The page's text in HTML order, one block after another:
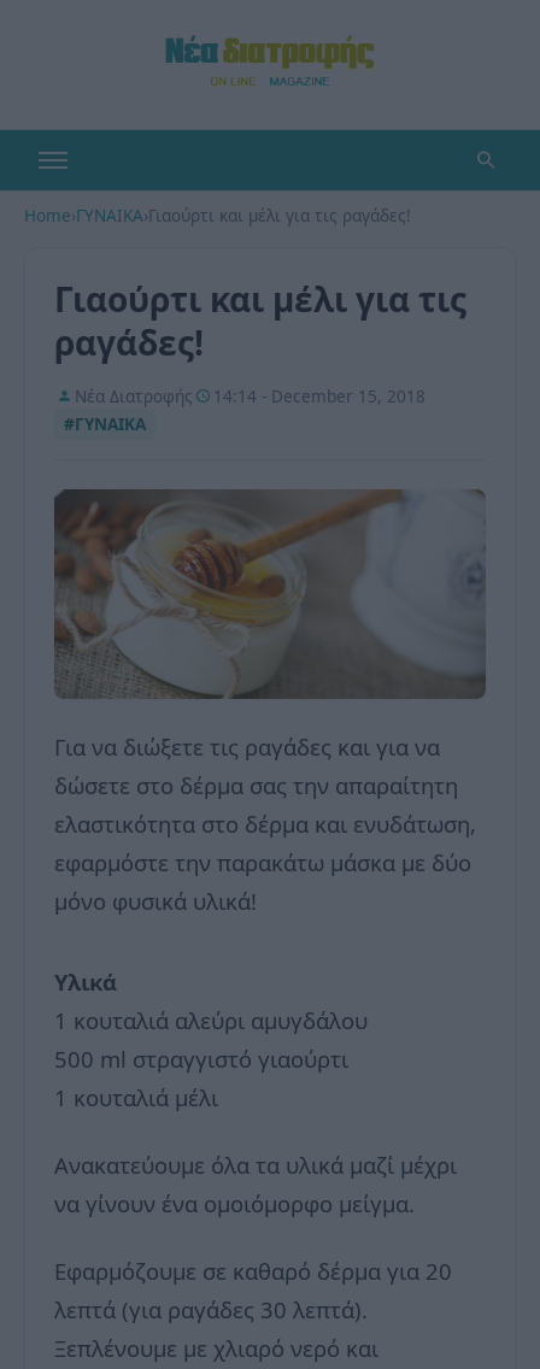
Home›ΓΥΝΑΙΚΑ›Γιαούρτι και μέλι για τις ραγάδες!
Γιαούρτι και μέλι για τις
ραγάδες!
Νέα Διατροφής
14:14 - December 15, 2018
#ΓΥΝΑΙΚΑ
Για να διώξετε τις ραγάδες και για να
δώσετε στο δέρμα σας την απαραίτητη
ελαστικότητα στο δέρμα και ενυδάτωση,
εφαρμόστε την παρακάτω μάσκα με δύο
μόνο φυσικά υλικά!
Υλικά
1 κουταλιά αλεύρι αμυγδάλου
500 ml στραγγιστό γιαούρτι
1 κουταλιά μέλι
Ανακατεύουμε όλα τα υλικά μαζί μέχρι
να γίνουν ένα ομοιόμορφο μείγμα.
Εφαρμόζουμε σε καθαρό δέρμα για 20
λεπτά (για ραγάδες 30 λεπτά).
Ξεπλένουμε με χλιαρό νερό και